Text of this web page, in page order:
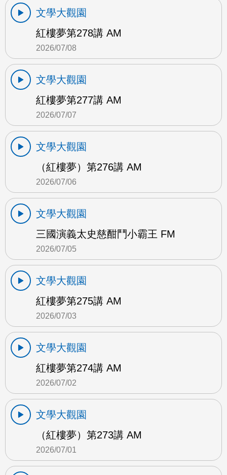
文學大觀園
紅樓夢第278講 AM
2026/07/08
文學大觀園
紅樓夢第277講 AM
2026/07/07
文學大觀園
（紅樓夢）第276講 AM
2026/07/06
文學大觀園
三國演義太史慈酣鬥小霸王 FM
2026/07/05
文學大觀園
紅樓夢第275講 AM
2026/07/03
文學大觀園
紅樓夢第274講 AM
2026/07/02
文學大觀園
（紅樓夢）第273講 AM
2026/07/01